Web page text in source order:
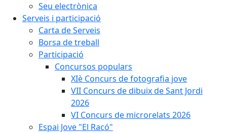
Seu electrònica
Serveis i participació
Carta de Serveis
Borsa de treball
Participació
Concursos populars
XIè Concurs de fotografia jove
VII Concurs de dibuix de Sant Jordi
2026
VI Concurs de microrelats 2026
Espai Jove "El Racó"